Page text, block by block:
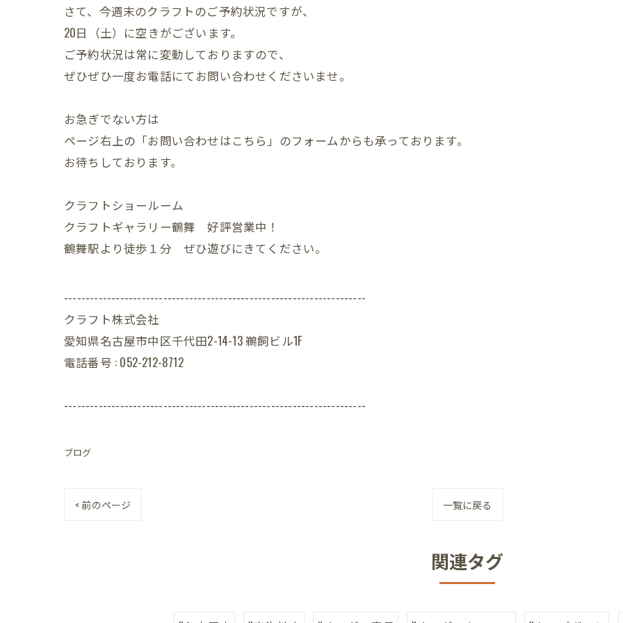
さて、今週末のクラフトのご予約状況ですが、
20日（土）に空きがございます。
ご予約状況は常に変動しておりますので、
ぜひぜひ一度お電話にてお問い合わせくださいませ。
お急ぎでない方は
ページ右上の「お問い合わせはこちら」のフォームからも承っております。
お待ちしております。
クラフトショールーム
クラフトギャラリー鶴舞 好評営業中！
鶴舞駅より徒歩１分 ぜひ遊びにきてください。
----------------------------------------------------------------------
クラフト株式会社
愛知県名古屋市中区千代田2-14-13 鵜飼ビル1F
電話番号 : 052-212-8712
----------------------------------------------------------------------
ブログ
< 前のページ 一覧に戻る
関連タグ